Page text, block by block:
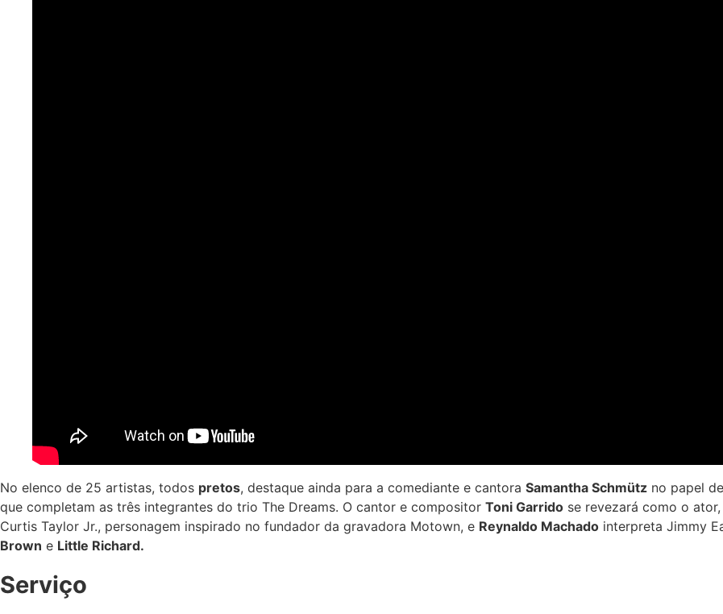
No elenco de 25 artistas, todos pretos, destaque ainda para a comediante e cantora Samantha Schmütz no papel
que completam as três integrantes do trio The Dreams. O cantor e compositor Toni Garrido se revezará como o
Curtis Taylor Jr., personagem inspirado no fundador da gravadora Motown, e Reynaldo Machado interpreta Jimmy
Brown e Little Richard.
Serviço